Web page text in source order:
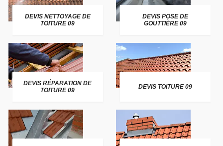
DEVIS NETTOYAGE DE
TOITURE 09
DEVIS POSE DE
GOUTTIÈRE 09
DEVIS RÉPARATION DE
TOITURE 09
DEVIS TOITURE 09